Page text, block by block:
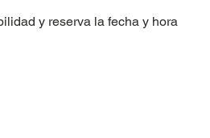
y reserva la fecha y hora